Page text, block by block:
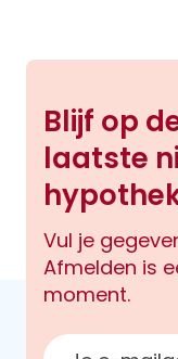
Blijf op
laatste
Vul je
Afmelden is
moment.
E-mailadres